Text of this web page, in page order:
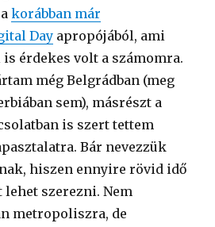
akorábban már
Day apropójából, ami
érdekes volt a számomra.
még Belgrádban (meg
sem), másrészt a
is szert tettem
Bár nevezzük
hiszen ennyire rövid idő
lehet szerezni. Nem
metropoliszra, de